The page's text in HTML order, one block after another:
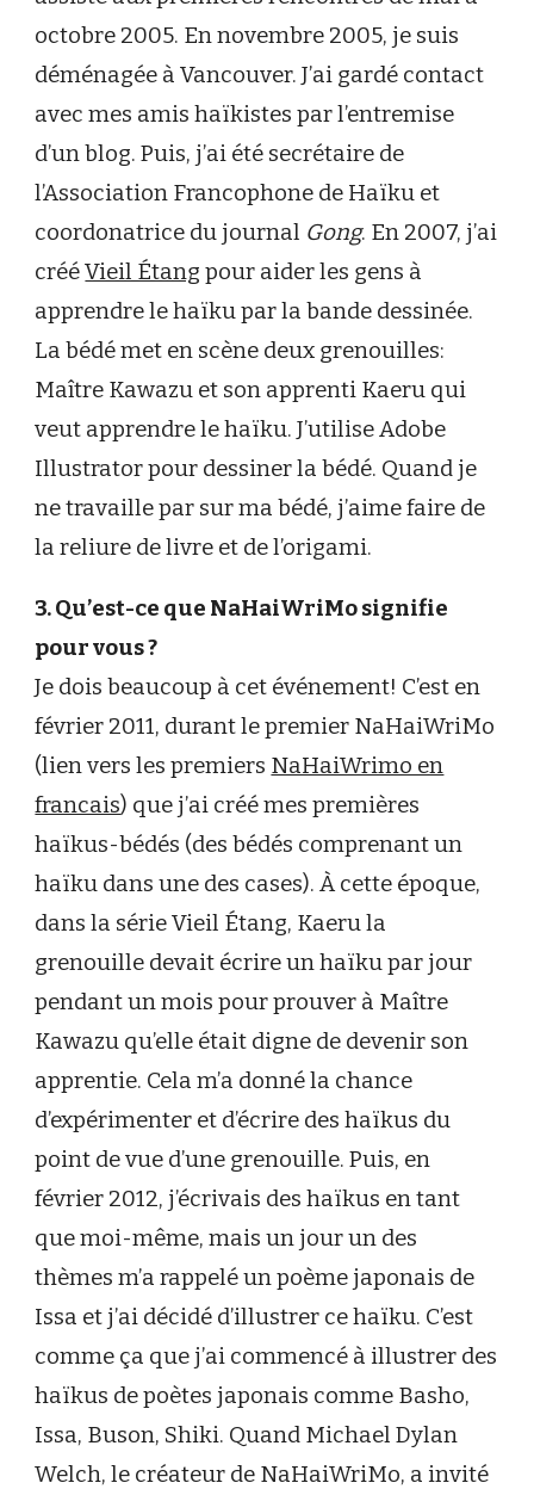
octobre 2005. En novembre 2005, je suis
déménagée à Vancouver. J’ai gardé contact
avec mes amis haïkistes par l’entremise
d’un blog. Puis, j’ai été secrétaire de
l’Association Francophone de Haïku et
coordonatrice du journal Gong. En 2007, j’ai
créé Vieil Étang pour aider les gens à
apprendre le haïku par la bande dessinée.
La bédé met en scène deux grenouilles:
Maître Kawazu et son apprenti Kaeru qui
veut apprendre le haïku. J’utilise Adobe
Illustrator pour dessiner la bédé. Quand je
ne travaille par sur ma bédé, j’aime faire de
la reliure de livre et de l’origami.
3. Qu’est-ce que NaHaiWriMo signifie
pour vous ?
Je dois beaucoup à cet événement! C’est en
février 2011, durant le premier NaHaiWriMo
(lien vers les premiers NaHaiWrimo en
francais) que j’ai créé mes premières
haïkus-bédés (des bédés comprenant un
haïku dans une des cases). À cette époque,
dans la série Vieil Étang, Kaeru la
grenouille devait écrire un haïku par jour
pendant un mois pour prouver à Maître
Kawazu qu’elle était digne de devenir son
apprentie. Cela m’a donné la chance
d’expérimenter et d’écrire des haïkus du
point de vue d’une grenouille. Puis, en
février 2012, j’écrivais des haïkus en tant
que moi-même, mais un jour un des
thèmes m’a rappelé un poème japonais de
Issa et j’ai décidé d’illustrer ce haïku. C’est
comme ça que j’ai commencé à illustrer des
haïkus de poètes japonais comme Basho,
Issa, Buson, Shiki. Quand Michael Dylan
Welch, le créateur de NaHaiWriMo, a invité